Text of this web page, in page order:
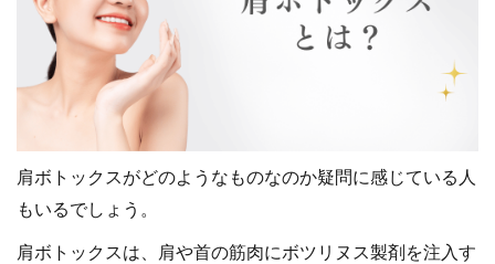
肩ボトックスがどのようなものなのか疑問に感じている人
もいるでしょう。
肩ボトックスは、肩や首の筋肉にボツリヌス製剤を注入す